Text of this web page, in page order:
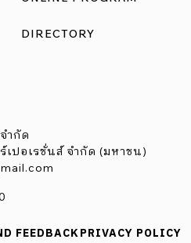
DIRECTORY
ำกัด
ปอเรชั่นส์ จำกัด (มหาชน)
FEEDBACKPRIVACY POLICY